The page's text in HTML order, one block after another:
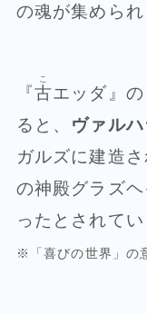
の魂が集められ
『古
こ
エッダ』
ると、 ヴァルハ
ガルズに建造
の神殿グラズ
ったとされてい
※「喜びの世界」の